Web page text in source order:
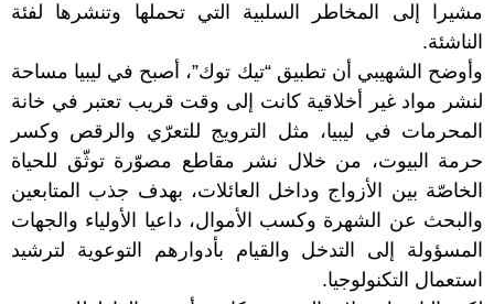
مشيرا إلى المخاطر السلبية التي تحملها وتنشرها لفئة
الناشئة.
وأوضح الشهيبي أن تطبيق “تيك توك”، أصبح في ليبيا مساحة
لنشر مواد غير أخلاقية كانت إلى وقت قريب تعتبر في خانة
المحرمات في ليبيا، مثل الترويج للتعرّي والرقص وكسر
حرمة البيوت، من خلال نشر مقاطع مصوّرة توثّق للحياة
الخاصّة بين الأزواج وداخل العائلات، بهدف جذب المتابعين
والبحث عن الشهرة وكسب الأموال، داعيا الأولياء والجهات
المسؤولة إلى التدخل والقيام بأدوارهم التوعوية لترشيد
استعمال التكنولوجيا.